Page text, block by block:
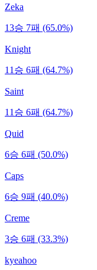
Zeka
13승 7패 (65.0%)
Knight
11승 6패 (64.7%)
Saint
11승 6패 (64.7%)
Quid
6승 6패 (50.0%)
Caps
6승 9패 (40.0%)
Creme
3승 6패 (33.3%)
kyeahoo